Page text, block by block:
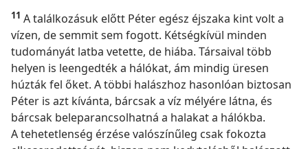
11 A találkozásuk előtt Péter egész éjszaka kint volt a
vízen, de semmit sem fogott. Kétségkívül minden
tudományát latba vetette, de hiába. Társaival több
helyen is leengedték a hálókat, ám mindig üresen
húzták fel őket. A többi halászhoz hasonlóan biztosan
Péter is azt kívánta, bárcsak a víz mélyére látna, és
bárcsak beleparancsolhatná a halakat a hálókba.
A tehetetlenség érzése valószínűleg csak fokozta